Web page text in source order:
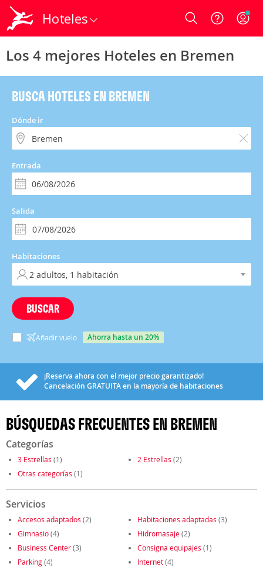
Hoteles Login
Los 4 mejores Hoteles en Bremen
BUSCA HOTELES EN BREMEN
Dónde ir
Entrada
Salida
Habitaciones
BUSCAR
Añadir vuelo ahorra hasta un 20%
¡Reserva ahora con el mejor precio garantizado!
Cancelación GRATUITAen la mayoría de habitaciones
BÚSQUEDAS FRECUENTES EN BREMEN
Categorías
3 Estrellas (1) 2 Estrellas (2)
Otras categorías (1)
Servicios
Accesos adaptados (2) Habitaciones adaptadas (3)
Gimnasio(4) Hidromasaje(2)
Business Center(3) Consigna equipajes (1)
Parking(4) Internet(4)